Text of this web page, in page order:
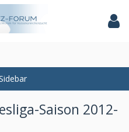
Saison 2012-